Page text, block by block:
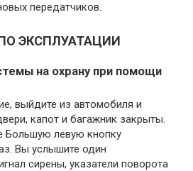
передатчиков.
ЭКСПЛУАТАЦИИ
на охрану при помощи
выйдите из автомобиля и
капот и багажник закрыты.
Большую левую кнопку
Вы услышите один
сирены, указатели поворота